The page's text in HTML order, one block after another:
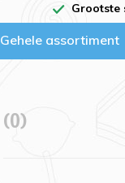
Grootste
Gehele assortiment
(0)